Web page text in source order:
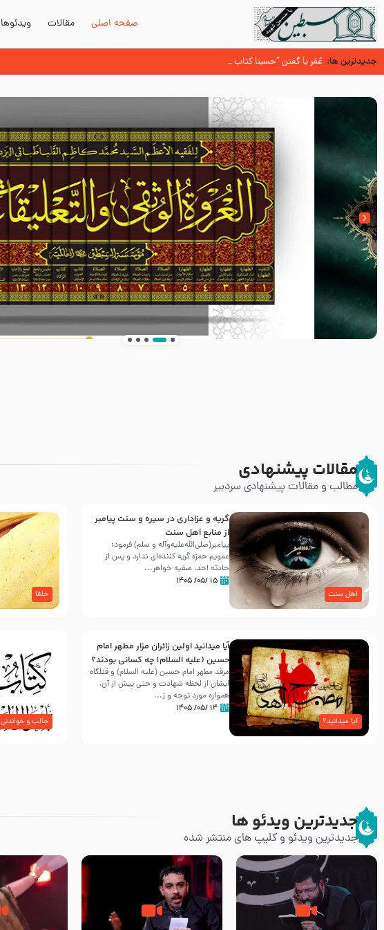
صفحه اصلی مقالات ویدئوها
جدیدترین ها: عُمَر با گفتن “حسبنا كتاب اللّه ” به مخالفت با رسول اللّه برخاست
سوزدل جا مانده‌ای از زیارت اربعین
آیا میدانید اولین زائران مزار مطهر امام حسین (علیه السلام) چه کسانی بودند؟
مقالات پیشنهادی
مطالب و مقالات پیشنهادی سردبیر
اهل سنت
گریه و عزاداری در سیره و سنت پیامبر
از منابع اهل سنت
پیامبر(صلی‌الله‌علیه‌وآله و سلم) فرمود:
عمویم حمزه گریه کننده‌ای ندارد و پس از
حادثه احد، صفیه خواهر...
۱۵ /۰۵/ ۱۴۰۵
خلفا
آیا میدانید؟
آیا میدانید اولین زائران مزار مطهر امام
حسین (علیه السلام) چه کسانی بودند؟
مرقد مطهر امام حسین (علیه السلام) و قتلگاه
ایشان از لحظه شهادت و حتی پیش از آن،
همواره مورد توجه و ز...
۱۴ /۰۵/ ۱۴۰۵
جالب و خواندنی
جدیدترین ویدئو ها
جدیدترین ویدئو و کلیپ های منتشر شده